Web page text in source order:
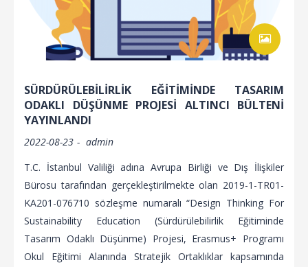
SÜRDÜRÜLEBİLİRLİK EĞİTİMİNDE TASARIM
ODAKLI DÜŞÜNME PROJESİ ALTINCI BÜLTENİ
YAYINLANDI
2022-08-23
admin
T.C. İstanbul Valiliği adına Avrupa Birliği ve Dış İlişkiler
Bürosu tarafından gerçekleştirilmekte olan 2019-1-TR01-
KA201-076710 sözleşme numaralı “Design Thinking For
Sustainability Education (Sürdürülebilirlik Eğitiminde
Tasarım Odaklı Düşünme) Projesi, Erasmus+ Programı
Okul Eğitimi Alanında Stratejik Ortaklıklar kapsamında